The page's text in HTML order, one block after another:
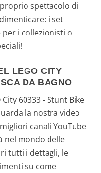
spettacolo di
i set
i collezionisti o
LEGO CITY
DA BAGNO
60333 - Stunt Bike
la nostra video
canali YouTube
nel mondo delle
tutti i dettagli, le
su come